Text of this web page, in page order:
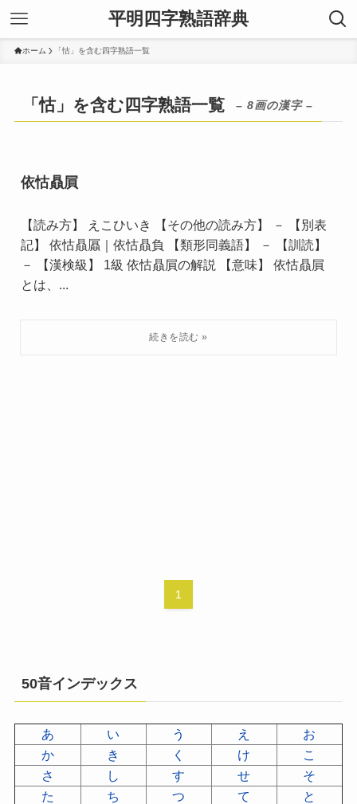
平明四字熟語辞典
ホーム 「怙」を含む四字熟語一覧
「怙」を含む四字熟語一覧 – 8画の漢字 –
依怙贔屓
【読み方】 えこひいき 【その他の読み方】 － 【別表
記】 依怙贔屭｜依怙贔負 【類形同義語】 － 【訓読】
－ 【漢検級】 1級 依怙贔屓の解説 【意味】 依怙贔屓
とは、...
1
50音インデックス
あ い う え
お
か
き く け
こ
さ
し す せ
そ
た
ち つ て
と